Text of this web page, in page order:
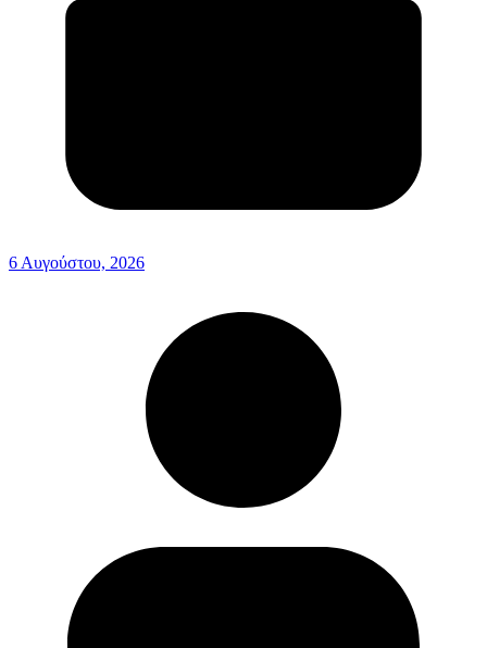
6 Αυγούστου, 2026